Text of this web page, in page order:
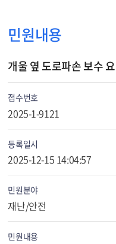
민원내용
개울 옆 도로파손 보수
접수번호
2025-1-9121
등록일시
2025-12-15 14:04:57
민원분야
재난/안전
민원내용